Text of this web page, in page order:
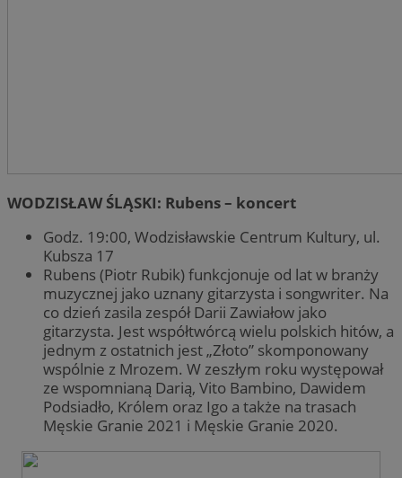
WODZISŁAW ŚLĄSKI: Rubens – koncert
Godz. 19:00, Wodzisławskie Centrum Kultury, ul.
Kubsza 17
Rubens (Piotr Rubik) funkcjonuje od lat w branży
muzycznej jako uznany gitarzysta i songwriter. Na
co dzień zasila zespół Darii Zawiałow jako
gitarzysta. Jest współtwórcą wielu polskich hitów, a
jednym z ostatnich jest „Złoto” skomponowany
wspólnie z Mrozem. W zeszłym roku występował
ze wspomnianą Darią, Vito Bambino, Dawidem
Podsiadło, Królem oraz Igo a także na trasach
Męskie Granie 2021 i Męskie Granie 2020.